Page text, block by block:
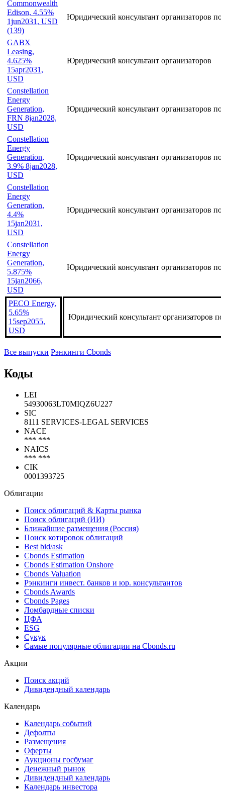
Commonwealth
Edison, 4.55%
1jun2031, USD
(139)
Юридический консультант организаторов по
GABX
Leasing,
4.625%
15apr2031,
USD
Юридический консультант организаторов
Constellation
Energy
Generation,
FRN 8jan2028,
USD
Юридический консультант организаторов
Constellation
Energy
Generation,
3.9% 8jan2028,
USD
Юридический консультант организаторов
Constellation
Energy
Generation,
4.4%
15jan2031,
USD
Юридический консультант организаторов
Constellation
Energy
Generation,
5.875%
15jan2066,
USD
Юридический консультант организаторов
PECO Energy,
5.65%
15sep2055,
USD
Юридический консультант организаторов
Все выпуски Рэнкинги Cbonds
Коды
LEI
54930063LT0MIQZ6U227
SIC
8111 SERVICES-LEGAL SERVICES
NACE
*** ***
NAICS
*** ***
CIK
0001393725
Облигации
Поиск облигаций & Карты рынка
Поиск облигаций (ИИ)
Ближайшие размещения (Россия)
Поиск котировок облигаций
Best bid/ask
Cbonds Estimation
Cbonds Estimation Onshore
Cbonds Valuation
Рэнкинги инвест. банков и юр. консультантов
Cbonds Awards
Cbonds Pages
Ломбардные списки
ЦФА
ESG
Сукук
Самые популярные облигации на Cbonds.ru
Акции
Поиск акций
Дивидендный календарь
Календарь
Календарь событий
Дефолты
Размещения
Оферты
Аукционы госбумаг
Денежный рынок
Дивидендный календарь
Календарь инвестора